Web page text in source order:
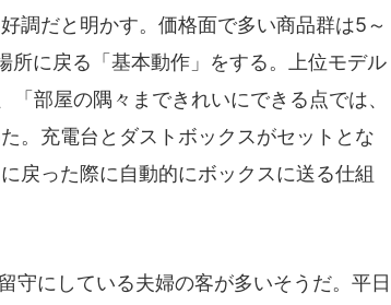
調だと明かす。価格面で多い商品群は5～
所に戻る「基本動作」をする。上位モデル
部屋の隅々まできれいにできる点では、
。充電台とダストボックスがセットとな
戻った際に自動的にボックスに送る仕組
守にしている夫婦の客が多いそうだ。平日